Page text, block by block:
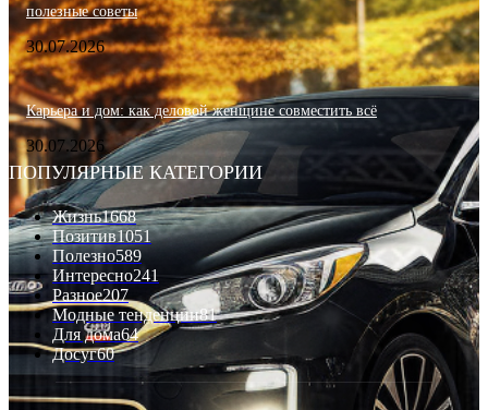
полезные советы
30.07.2026
Карьера и дом: как деловой женщине совместить всё
30.07.2026
ПОПУЛЯРНЫЕ КАТЕГОРИИ
Жизнь1668
Позитив1051
Полезно589
Интересно241
Разное207
Модные тенденции81
Для дома64
Досуг60